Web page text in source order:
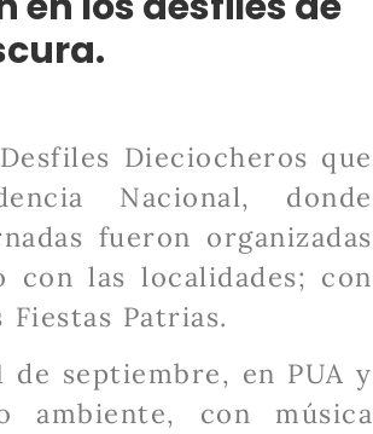
Dieciocheros que
Nacional, donde
fueron organizadas
las localidades; con
Patrias.
septiembre, en PUA y
con música